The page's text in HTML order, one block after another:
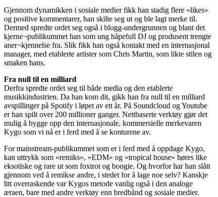
Gjennom dynamikken i sosiale medier fikk han stadig flere «likes»
og positive kommentarer, han skilte seg ut og ble lagt merke til.
Dermed spredte ordet seg også i blogg-undergrunnen og blant det
kjerne¬publikummet han som ung håpefull DJ og produsent trengte
aner¬kjennelse fra. Slik fikk han også kontakt med en internasjonal
manager, med etablerte artister som Chris Martin, som likte stilen og
smaken hans.
Fra null til en milliard
Derfra spredte ordet seg til både media og den etablerte
musikkindustrien. Da han kom dit, gikk han fra null til en milliard
avspillinger på Spotify i løpet av ett år. På Soundcloud og Youtube
er han spilt over 200 millioner ganger. Nettbaserte verktøy gjør det
mulig å bygge opp den internasjonale, kommersielle merkevaren
Kygo som vi nå er i ferd med å se konturene av.
For mainstream-publikummet som er i ferd med å oppdage Kygo,
kan uttrykk som «remiks», «EDM» og «tropical house» høres like
eksotiske og rare ut som foxtrot og boogie. Og hvorfor har han slått
gjennom ved å remikse andre, i stedet for å lage noe selv? Kanskje
litt overraskende var Kygos metode vanlig også i den analoge
æraen, bare med andre verktøy enn bredbånd og sosiale medier.